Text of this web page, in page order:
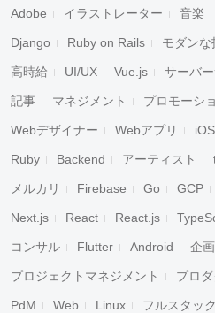
Adobe イラストレーター 音楽
Django Ruby on Rails モダンな
高時給 UI/UX Vue.js サーバ
記事 マネジメント プロモーシ
Webデザイナー Webアプリ iOS
Ruby Backend アーティスト
メルカリ Firebase Go GCP
Next.js React React.js
コンサル Flutter Android 企画
プロジェクトマネジメント プロ
PdM Web Linux フルスタック